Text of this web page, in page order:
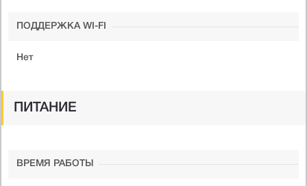
ПОДДЕРЖКА WI-FI
Нет
ПИТАНИЕ
ВРЕМЯ РАБОТЫ